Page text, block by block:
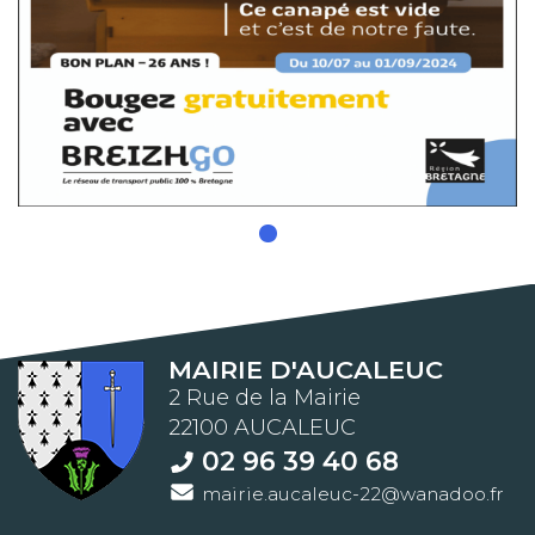
MAIRIE D'AUCALEUC
2 Rue de la Mairie
22100 AUCALEUC
02 96 39 40 68
mairie.aucaleuc-22@wanadoo.fr